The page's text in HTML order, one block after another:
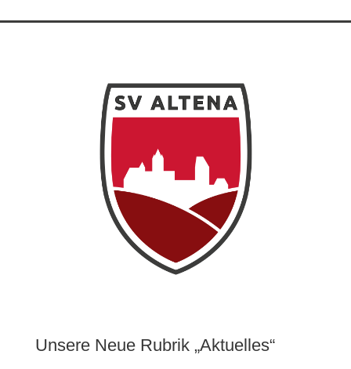
Unsere Neue Rubrik „Aktuelles“